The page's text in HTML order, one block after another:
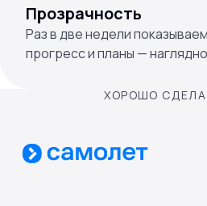
Прозрачность
Раз в две недели
прогресс и планы —
ХОРОШО